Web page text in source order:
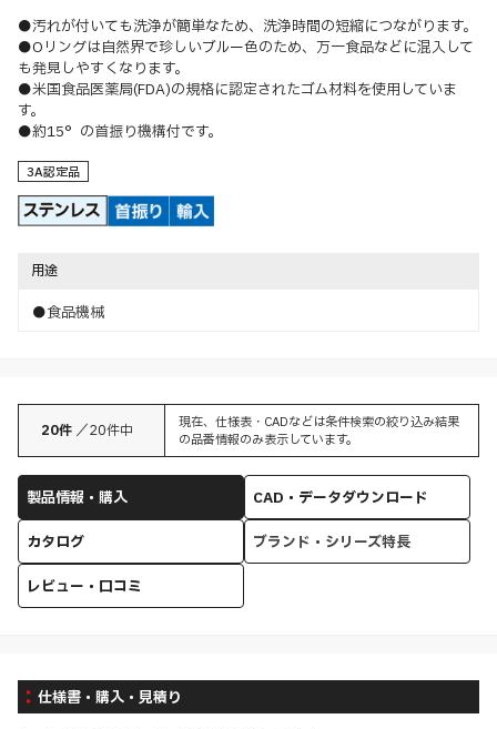
●汚れが付いても洗浄が簡単なため、洗浄時間の短縮につながります。
●Oリングは自然界で珍しいブルー色のため、万一食品などに混入して
も発見しやすくなります。
●米国食品医薬局(FDA)の規格に認定されたゴム材料を使用していま
す。
●約15°の首振り機構付です。
3A認定品
用途
●食品機械
20件 ／20件中
現在、仕様表・CADなどは条件検索の絞り込み結果
の品番情報のみ表示しています。
製品情報・購入
CAD・データダウンロード
カタログ
ブランド・シリーズ特長
レビュー・口コミ
仕様書・購入・見積り